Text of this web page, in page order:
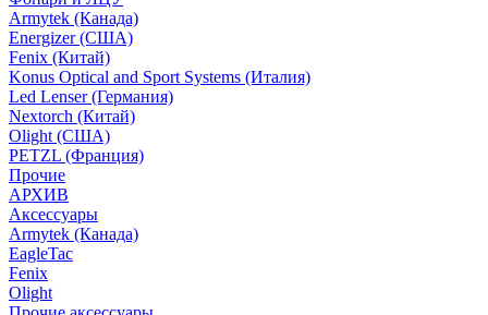
Armytek (Канада)
Energizer (США)
Fenix (Китай)
Konus Optical and Sport Systems (Италия)
Led Lenser (Германия)
Nextorch (Китай)
Olight (США)
PETZL (Франция)
Прочие
АРХИВ
Аксессуары
Armytek (Канада)
EagleTac
Fenix
Olight